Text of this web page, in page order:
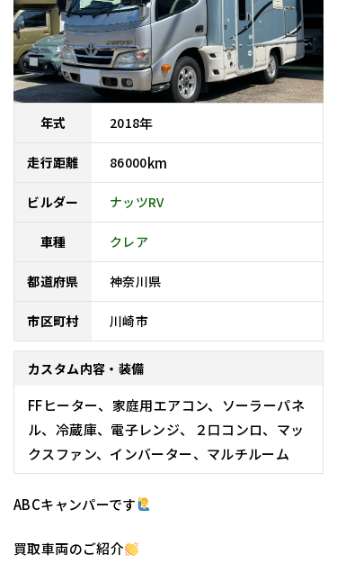
年式 2018年
走行距離 86000km
ビルダー ナッツRV
車種 クレア
都道府県 神奈川県
市区町村 川崎市
カスタム内容・装備
FFヒーター、家庭用エアコン、ソーラーパネ
ル、冷蔵庫、電子レンジ、２口コンロ、マッ
クスファン、インバーター、マルチルーム
ABCキャンパーです
買取車両のご紹介